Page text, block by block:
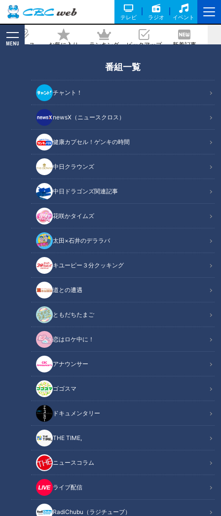
テレビ ラジオ イベント
ニュース お気に入り ランキング ピックアップ 新着記事
MENU
番組一覧
チャント！
newsX（ニュースクロス）
健康カプセル！ゲンキの時間
中日クラウンズ
中日ドラゴンズ関連記事
花咲かタイムズ
太田×石井のデララバ
キユーピー３分クッキング
道との遭遇
ともだちたまご
恋はロケ中に！
アナウンサー
ゴゴスマ
ドキュメンタリー
THE TIME,
ニュースコラム
ライブ配信
RadiChubu（ラジチューブ）
2022/03/20 07:30
健康カプセル！ゲンキの時間
「健康カプセル！ゲンキの時間」アーカイブ
サマリーSummary
ゲスト：村上佳菜子
今回は、健康な身体作りや治療の新常識を生み出し、医学の概
念を打ち破ったさまざまな分野の「医療人」をご紹介！知って
得する新常識や、ご家庭でもできる医療人オススメの健康法を
教えてもらいました。
身近な健康問題とその改善法を、様々なテーマで紹介する番組
『健康カプセル！ゲンキの時間』。
メインMCに石丸幹二さん、サブMCは坂下千里子さんです。
今回のテーマは「 ～発見！知って得する新常識～医学の概念を
打ち破った医療人